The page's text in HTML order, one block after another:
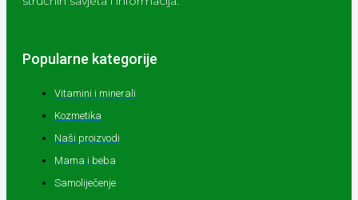
Popularne kategorije
Vitamini i minerali
Kozmetika
Naši proizvodi
Mama i beba
Samoliječenje